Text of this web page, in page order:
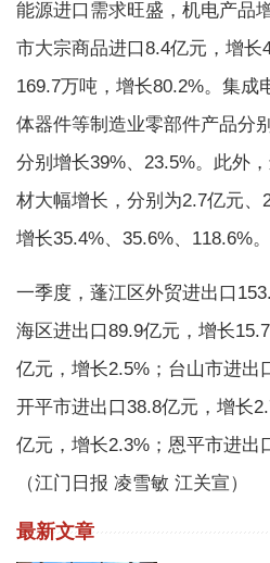
能源进口需求旺盛，机电产品
市大宗商品进口8.4亿元，增长
169.7万吨，增长80.2%。集成
体器件等制造业零部件产品分
分别增长39%、23.5%。此外
材大幅增长，分别为2.7亿元、
增长35.4%、35.6%、118.6%。
一季度，蓬江区外贸进出口
海区进出口89.9亿元，增长
亿元，增长2.5%；台山市进出
开平市进出口38.8亿元，增长
亿元，增长2.3%；恩平市进出
（江门日报 凌雪敏 江关宣）
最新文章